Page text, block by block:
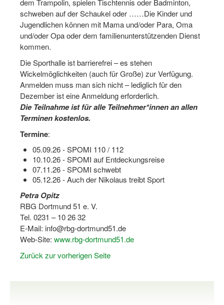
Projekte
Open Sports Day
Dortmund lernt Schwimmen
Mädchen in Mannschaftssportarten
Bewegungszwerge
Bewegungskindergarten
Mini-Sportabzeichen
Sportgutschein 4.0
SportartCheck
Sport im Ganztag
Sport vor Ort
Integration durch Sport
NRW bewegt seine KINDER!
dem Trampolin, spielen Tischtennis oder Badminton,
schweben auf der Schaukel oder ……Die Kinder und
Jugendlichen können mit Mama und/oder Para, Oma
und/oder Opa oder dem familienunterstützenden Dienst
kommen.
Die Sporthalle ist barrierefrei – es stehen
Wickelmöglichkeiten (auch für Große) zur Verfügung.
Anmelden muss man sich nicht – lediglich für den
Dezember ist eine Anmeldung erforderlich.
Die Teilnahme ist für alle Teilnehmer*innen an allen
Terminen kostenlos.
Termine:
05.09.26 - SPOMI 110 / 112
10.10.26 - SPOMI auf Entdeckungsreise
07.11.26 - SPOMI schwebt
05.12.26 - Auch der Nikolaus treibt Sport
Petra Opitz
RBG Dortmund 51 e. V.
Tel. 0231 – 10 26 32
E-Mail: info@rbg-dortmund51.de
Web-Site: www.rbg-dortmund51.de
Zurück zur vorherigen Seite